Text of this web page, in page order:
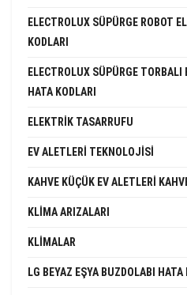
ELECTROLUX SÜPÜRGE ROBOT
KODLARI
ELECTROLUX SÜPÜRGE
HATA KODLARI
ELEKTRIK TASARRUFU
EV ALETLERI TEKNOLOJISI
KAHVE KÜÇÜK EV ALETLERI
KLIMA ARIZALARI
KLIMALAR
LG BEYAZ EŞYA BUZDOLABI HATA